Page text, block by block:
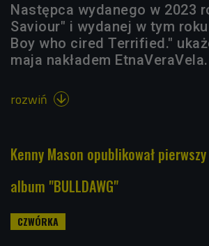
Następca wydanego w 2023
Saviour" i wydanej w tym
Boy who cired Terrified."
maja nakładem EtnaVeraVela.
rozwiń 
Kenny Mason opublikował
album "BULLDAWG"